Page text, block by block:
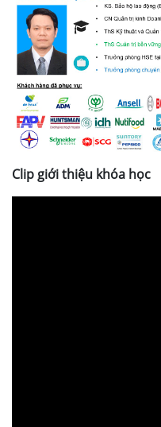
Clip giới thiệu khóa học